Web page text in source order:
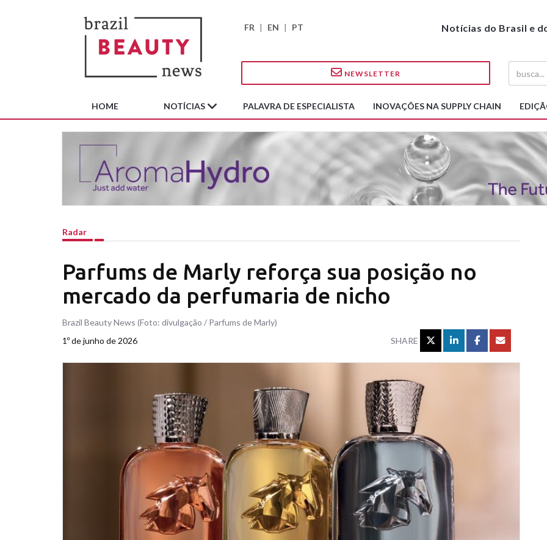
FR | EN | PT Notícias do Brasil e
NEWSLETTER
HOME NOTÍCIAS PALAVRA DE ESPECIALISTA INOVAÇÕES NA SUPPLY CHAIN
Radar
Parfums de Marly reforça sua posição no
mercado da perfumaria de nicho
Brazil Beauty News (Foto: divulgação / Parfums de Marly)
1º de junho de 2026
SHARE